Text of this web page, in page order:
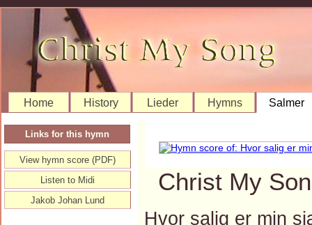
Home History Lieder Hymns Salmer
Christ My
Hvor salig er min
Links for this hymn
View hymn score (PDF)
Listen to Midi
Jakob Johan Lund